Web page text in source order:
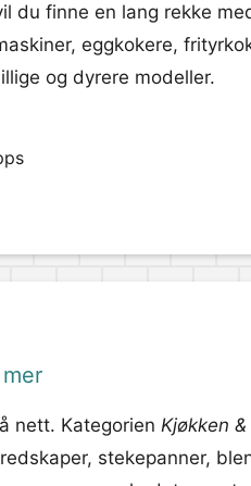
du finne en lang rekke
eggkokere,
og dyrere modeller.
nett. Kategorien Kjøkken
stekepanner,